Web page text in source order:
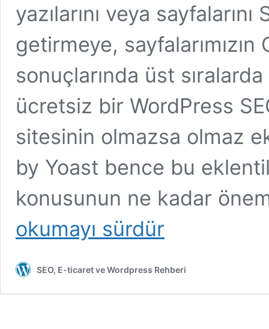
yazılarını veya
getirmeye,
sonuçlarında üst
ücretsiz bir WordPress
sitesinin olmazsa olmaz
by Yoast bence bu
konusunun ne kadar
Yoast
SEO
SEO
okumayı sürdür
SEO, E-ticaret ve Wordpress Rehberi